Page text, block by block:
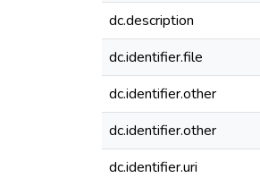
dc.description
dc.identifier.file
dc.identifier.other
dc.identifier.other
dc.identifier.uri